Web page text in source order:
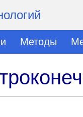
Методы